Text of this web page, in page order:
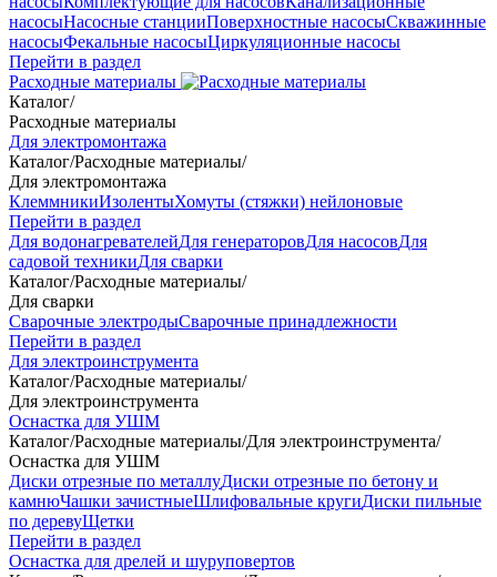
насосыНасосные станцииПоверхностные насосыСкважинные
насосыФекальные насосыЦиркуляционные насосы
Перейти в раздел
Расходные материалы
Каталог/
Расходные материалы
Для электромонтажа
Каталог/Расходные материалы/
Для электромонтажа
КлеммникиИзолентыХомуты (стяжки) нейлоновые
Перейти в раздел
Для водонагревателейДля генераторовДля насосовДля
садовой техникиДля сварки
Каталог/Расходные материалы/
Для сварки
Сварочные электродыСварочные принадлежности
Перейти в раздел
Для электроинструмента
Каталог/Расходные материалы/
Для электроинструмента
Оснастка для УШМ
Каталог/Расходные материалы/Для электроинструмента/
Оснастка для УШМ
Диски отрезные по металлуДиски отрезные по бетону и
камнюЧашки зачистныеШлифовальные кругиДиски пильные
по деревуЩетки
Перейти в раздел
Оснастка для дрелей и шуруповертов